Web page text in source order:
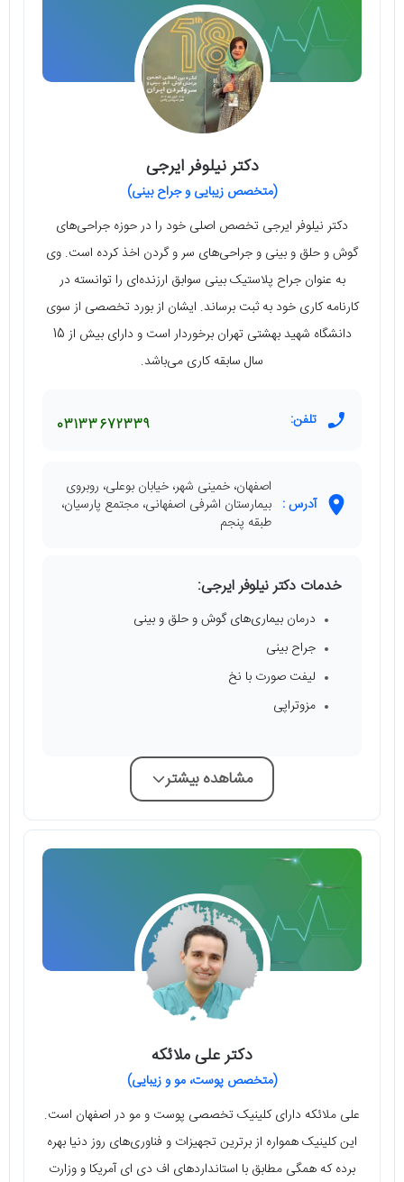
دکتر نیلوفر ایرجی
(متخصص زیبایی و جراح بینی)
دکتر نیلوفر ایرجی تخصص اصلی خود را در حوزه جراحی‌های
گوش و حلق و بینی و جراحی‌های سر و گردن اخذ کرده است. وی
به عنوان جراح پلاستیک بینی سوابق ارزنده‌ای را توانسته در
کارنامه کاری خود به ثبت برساند. ایشان از بورد تخصصی از سوی
دانشگاه شهید بهشتی تهران برخوردار است و دارای بیش از 15
سال سابقه کاری می‌باشد.
تلفن: 03133672339
آدرس :
اصفهان، خمینی شهر، خیابان بوعلی، روبروی
بیمارستان اشرفی اصفهانی، مجتمع پارسیان،
طبقه پنجم
خدمات دکتر نیلوفر ایرجی:
درمان بیماری‌های گوش و حلق و بینی
جراح بینی
لیفت صورت با نخ
مزوتراپی
مشاهده بیشتر
دکتر علی ملائکه
(متخصص پوست، مو و زیبایی)
علی ملائکه دارای کلینیک تخصصی پوست و مو در اصفهان است.
این کلینیک همواره از برترین تجهیزات و فناوری‌های روز دنیا بهره
برده که همگی مطابق با استانداردهای اف دی ای آمریکا و وزارت